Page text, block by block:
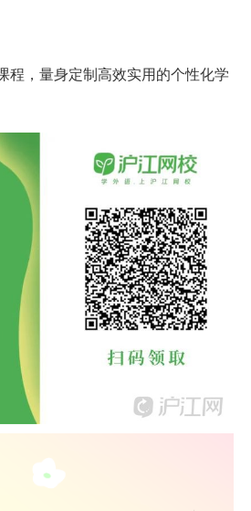
程，量身定制高效实用的个性化学